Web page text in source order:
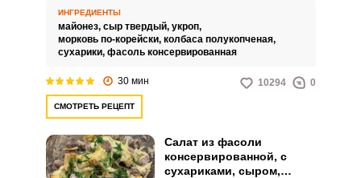
стола. Закуска получается в
меру сочной, питательной и
хрустящей.
ИНГРЕДИЕНТЫ
майонез, сыр твердый, укроп,
морковь по-корейски, колбаса полукопченая,
сухарики, фасоль консервированная
30 мин 10294 0
СМОТРЕТЬ РЕЦЕПТ
Салат из фасоли
консервированной, с
сухариками, сыром,